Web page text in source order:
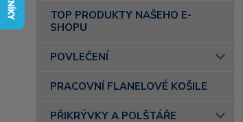
TOP PRODUKTY NAŠEHO E-
SHOPU
POVLEČENÍ
PRACOVNÍ FLANELOVÉ KOŠILE
PŘIKRÝVKY A POLŠTÁŘE